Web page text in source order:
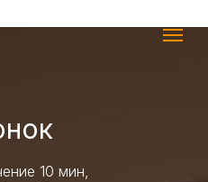
10 мин,